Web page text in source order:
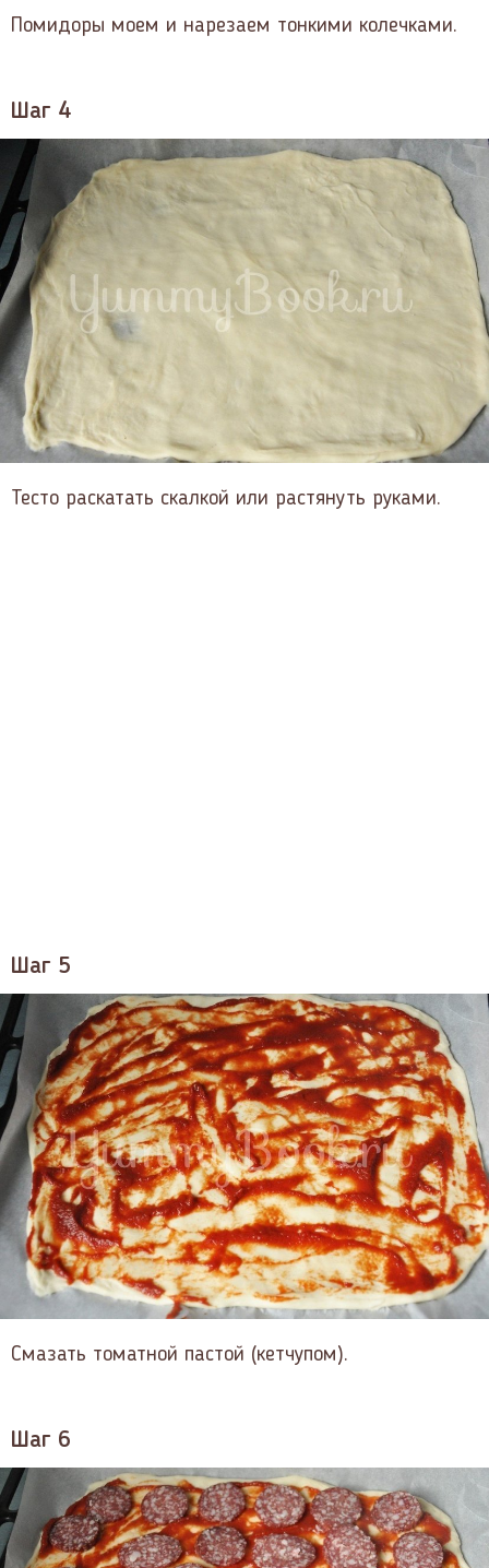
Помидоры моем и нарезаем тонкими колечками.
Шаг 4
Тесто раскатать скалкой или растянуть руками.
Шаг 5
Смазать томатной пастой (кетчупом).
Шаг 6